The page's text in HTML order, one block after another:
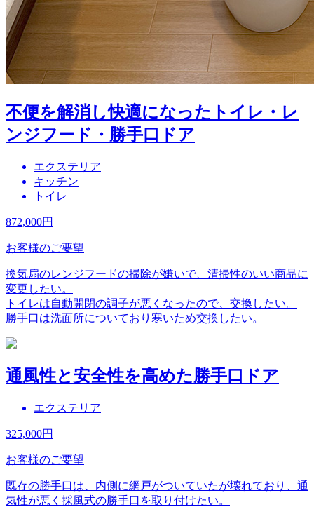
不便を解消し快適になったトイレ・レ
ンジフード・勝手口ドア
エクステリア
キッチン
トイレ
872,000円
お客様のご要望
換気扇のレンジフードの掃除が嫌いで、清掃性のいい商品に
変更したい。
トイレは自動開閉の調子が悪くなったので、交換したい。
勝手口は洗面所についており寒いため交換したい。
通風性と安全性を高めた勝手口ドア
エクステリア
325,000円
お客様のご要望
既存の勝手口は、内側に網戸がついていたが壊れており、通
気性が悪く採風式の勝手口を取り付けたい。